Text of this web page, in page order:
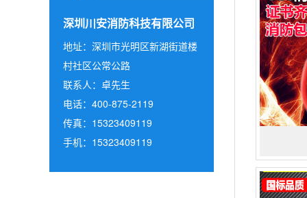
深圳川安消防科技有限公司
地址：深圳市光明区新湖街道楼
村社区公常公路
联系人：卓先生
电话：400-875-2119
传真：15323409119
手机：15323409119